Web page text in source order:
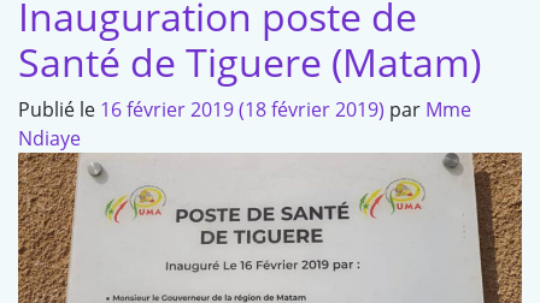
Inauguration poste de
Santé de Tiguere (Matam)
Publié le 16 février 2019(18 février 2019) par Mme
Ndiaye